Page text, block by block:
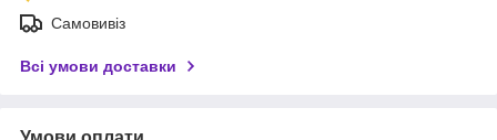
Самовивіз
Всі умови доставки